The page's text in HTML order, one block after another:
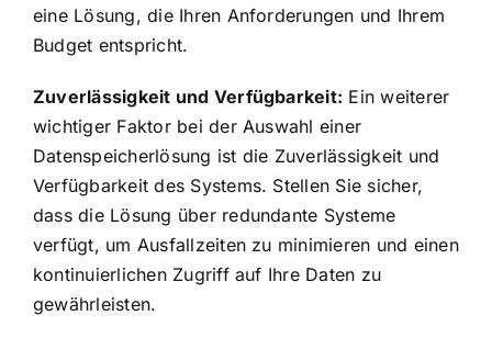
eine Lösung, die Ihren Anforderungen und Ihrem
Budget entspricht.
Zuverlässigkeit und Verfügbarkeit: Ein weiterer
wichtiger Faktor bei der Auswahl einer
Datenspeicherlösung ist die Zuverlässigkeit und
Verfügbarkeit des Systems. Stellen Sie sicher,
dass die Lösung über redundante Systeme
verfügt, um Ausfallzeiten zu minimieren und einen
kontinuierlichen Zugriff auf Ihre Daten zu
gewährleisten.